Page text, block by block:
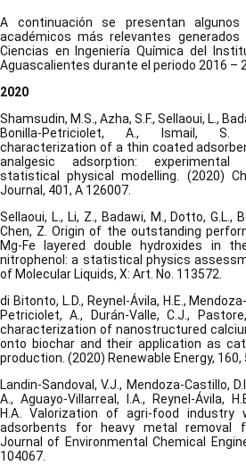
A continuación se presentan
académicos más relevantes
Ciencias en Ingeniería Química del
Aguascalientes durante el periodo 2016 –
2020
Shamsudin, M.S., Azha, S.F., Sellaoui, L.,
Bonilla-Petriciolet, A., Ismail, S.
characterization of a thin coated
analgesic adsorption: experimental
statistical physical modelling. (2020)
Journal, 401, A 126007.
Sellaoui, L., Li, Z., Badawi, M., Dotto, G.L.,
Chen, Z. Origin of the outstanding
Mg-Fe layered double hydroxides in
nitrophenol: a statistical physics
of Molecular Liquids, X: Art. No. 113572.
di Bitonto, L.D., Reynel-Ávila, H.E.,
Petriciolet, A., Durán-Valle, C.J.,
characterization of nanostructured
onto biochar and their application as
production. (2020) Renewable Energy, 160,
Landin-Sandoval, V.J., Mendoza-Castillo,
A., Aguayo-Villarreal, I.A., Reynel-Ávila,
H.A. Valorization of agri-food industry
adsorbents for heavy metal removal
Journal of Environmental Chemical
104067.